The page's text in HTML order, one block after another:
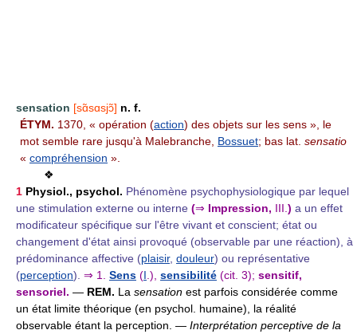
sensation [sɑ̃sɑsjɔ̃] n. f.
ÉTYM. 1370, « opération (action) des objets sur les sens », le
mot semble rare jusqu'à Malebranche, Bossuet; bas lat. sensatio
« compréhension ».
❖
1 Physiol., psychol. Phénomène psychophysiologique par lequel
une stimulation externe ou interne (⇒ Impression, III. ) a un effet
modificateur spécifique sur l'être vivant et conscient; état ou
changement d'état ainsi provoqué (observable par une réaction), à
prédominance affective (plaisir, douleur) ou représentative
(perception). ⇒ 1. Sens (I .), sensibilité (cit. 3); sensitif,
sensoriel. — REM. La sensation est parfois considérée comme
un état limite théorique (en psychol. humaine), la réalité
observable étant la perception. — Interprétation perceptive de la